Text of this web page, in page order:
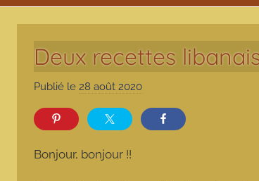
Deux recettes
Publié le 28 août 2020
r
Bonjour, bonjour !!